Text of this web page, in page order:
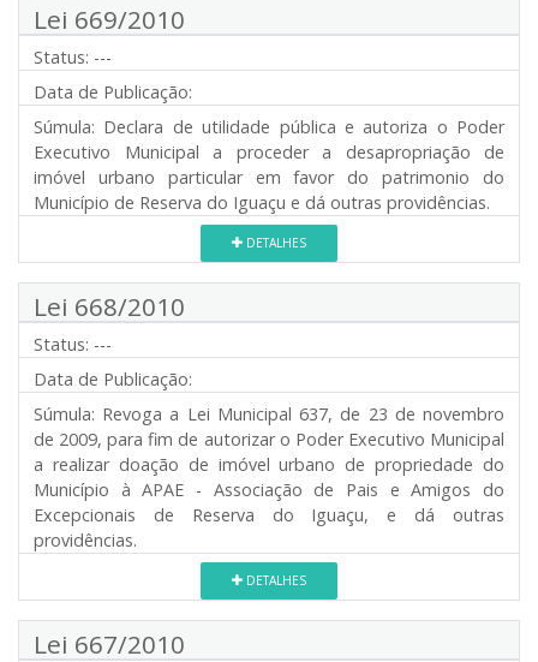
Lei 669/2010
Status: ---
Data de Publicação:
Súmula: Declara de utilidade pública e autoriza o Poder
Executivo Municipal a proceder a desapropriação de
imóvel urbano particular em favor do patrimonio do
Município de Reserva do Iguaçu e dá outras providências.
DETALHES
Lei 668/2010
Status: ---
Data de Publicação:
Súmula: Revoga a Lei Municipal 637, de 23 de novembro
de 2009, para fim de autorizar o Poder Executivo Municipal
a realizar doação de imóvel urbano de propriedade do
Município à APAE - Associação de Pais e Amigos do
Excepcionais de Reserva do Iguaçu, e dá outras
providências.
DETALHES
Lei 667/2010